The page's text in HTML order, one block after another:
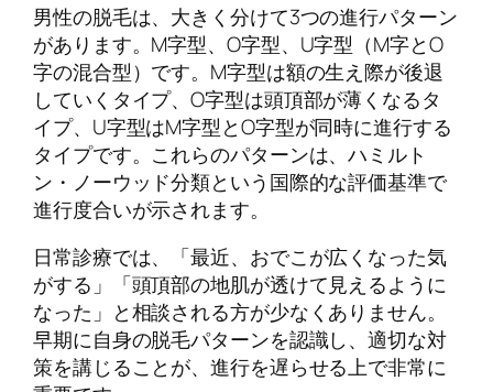
男性の脱毛は、大きく分けて3つの進行パターン
があります。M字型、O字型、U字型（M字とO
字の混合型）です。M字型は額の生え際が後退
していくタイプ、O字型は頭頂部が薄くなるタ
イプ、U字型はM字型とO字型が同時に進行する
タイプです。これらのパターンは、ハミルト
ン・ノーウッド分類という国際的な評価基準で
進行度合いが示されます。
日常診療では、「最近、おでこが広くなった気
がする」「頭頂部の地肌が透けて見えるように
なった」と相談される方が少なくありません。
早期に自身の脱毛パターンを認識し、適切な対
策を講じることが、進行を遅らせる上で非常に